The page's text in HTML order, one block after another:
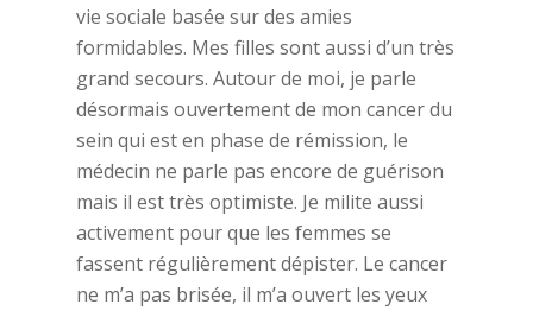
vie sociale basée sur des amies
formidables. Mes filles sont aussi d’un très
grand secours. Autour de moi, je parle
désormais ouvertement de mon cancer du
sein qui est en phase de rémission, le
médecin ne parle pas encore de guérison
mais il est très optimiste. Je milite aussi
activement pour que les femmes se
fassent régulièrement dépister. Le cancer
ne m’a pas brisée, il m’a ouvert les yeux